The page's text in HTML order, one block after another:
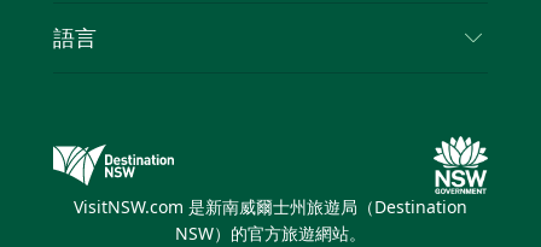
活動
新南威爾斯的商業
新南威爾士州旅遊局（Destination NSW）媒體中
語言
VisitNSW.com 是新南威爾士州旅遊局（Destination
NSW）的官方旅遊網站。